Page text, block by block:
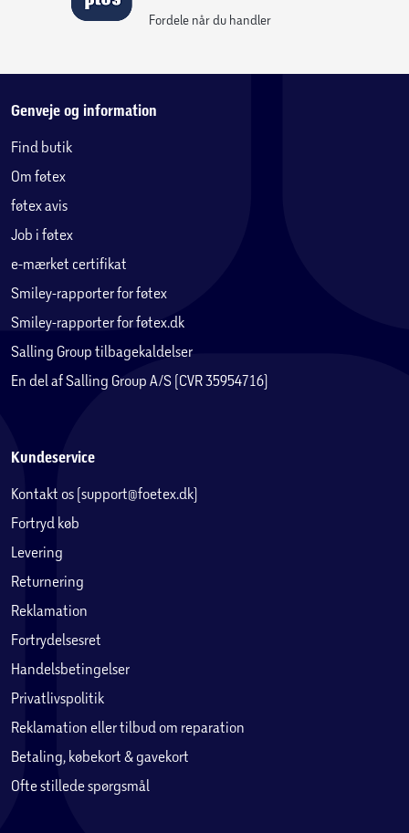
Fordele når du handler
Genveje og information
Find butik
Om føtex
føtex avis
Job i føtex
e-mærket certifikat
Smiley-rapporter for føtex
Smiley-rapporter for føtex.dk
Salling Group tilbagekaldelser
En del af Salling Group A/S (CVR 35954716)
Kundeservice
Kontakt os (support@foetex.dk)
Fortryd køb
Levering
Returnering
Reklamation
Fortrydelsesret
Handelsbetingelser
Privatlivspolitik
Reklamation eller tilbud om reparation
Betaling, købekort & gavekort
Ofte stillede spørgsmål